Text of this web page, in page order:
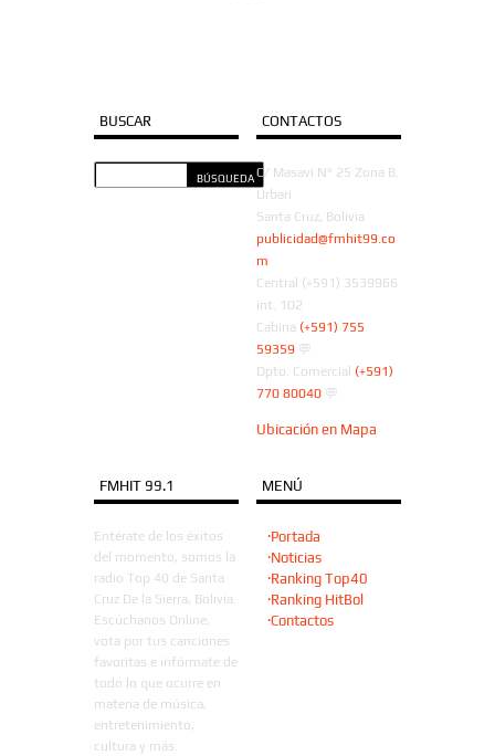
BUSCAR CONTACTOS
C/ Masavi N° 25 Zona B.
Urbari
Santa Cruz, Bolivia
publicidad@fmhit99.co
m
Central (+591) 3539966
int. 102
Cabina (+591) 755
59359💬
Dpto. Comercial (+591)
770 80040💬
Ubicación en Mapa
FMHIT 99.1
Entérate de los éxitos
del momento, somos la
radio Top 40 de Santa
Cruz De la Sierra, Bolivia.
Escúchanos Online,
vota por tus canciones
favoritas e infórmate de
todo lo que ocurre en
materia de música,
entretenimiento,
cultura y más.
MENÚ
·Portada
·Noticias
·Ranking Top40
·Ranking HitBol
·Contactos